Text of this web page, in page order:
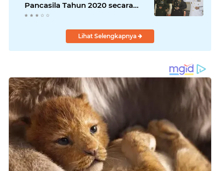
Pancasila Tahun 2020 secara
virtual
Lihat Selengkapnya